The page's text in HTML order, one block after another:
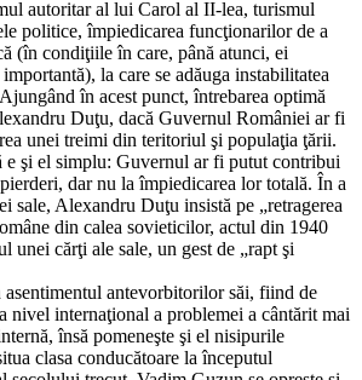
autoritar al lui Carol al II-lea, turismul
politice, împiedicarea funcţionarilor de a
(în condiţiile în care, până atunci, ei
la care se adăuga instabilitatea
în acest punct, întrebarea optimă
Duţu, dacă Guvernul României ar fi
unei treimi din teritoriul şi populaţia ţării.
e şi el simplu: Guvernul ar fi putut contribui
dar nu la împiedicarea lor totală. În a
sale, Alexandru Duţu insistă pe „retragerea
din calea sovieticilor, actul din 1940
unei cărţi ale sale, un gest de „rapt şi
antevorbitorilor săi, fiind de
nivel internaţional a problemei a cântărit mai
însă pomeneşte şi el nisipurile
clasa conducătoare la începutul